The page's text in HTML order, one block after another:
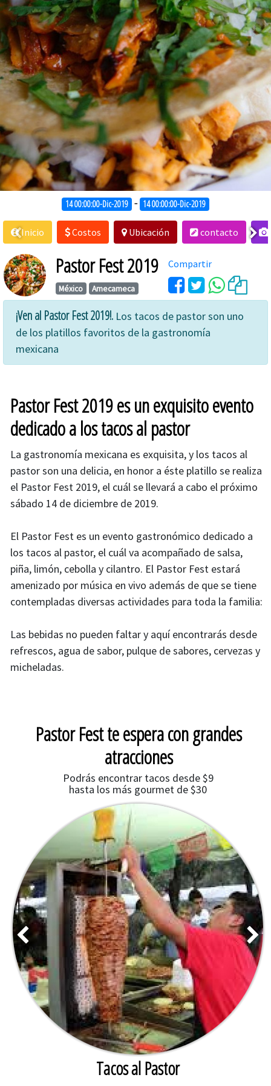
14 00:00:00-Dic-2019 - 14 00:00:00-Dic-2019
Inicio Costos Ubicación contacto
Pastor Fest 2019
México Amecameca
Compartir
¡Ven al Pastor Fest 2019!. Los tacos de pastor son uno
de los platillos favoritos de la gastronomía
mexicana
Pastor Fest 2019 es un exquisito evento
dedicado a los tacos al pastor
La gastronomía mexicana es exquisita, y los tacos al
pastor son una delicia, en honor a éste platillo se realiza
el Pastor Fest 2019, el cuál se llevará a cabo el próximo
sábado 14 de diciembre de 2019.
El Pastor Fest es un evento gastronómico dedicado a
los tacos al pastor, el cuál va acompañado de salsa,
piña, limón, cebolla y cilantro. El Pastor Fest estará
amenizado por música en vivo además de que se tiene
contempladas diversas actividades para toda la familia:
Las bebidas no pueden faltar y aquí encontrarás desde
refrescos, agua de sabor, pulque de sabores, cervezas y
micheladas.
Pastor Fest te espera con grandes
atracciones
Podrás encontrar tacos desde $9
hasta los más gourmet de $30
Tacos al Pastor